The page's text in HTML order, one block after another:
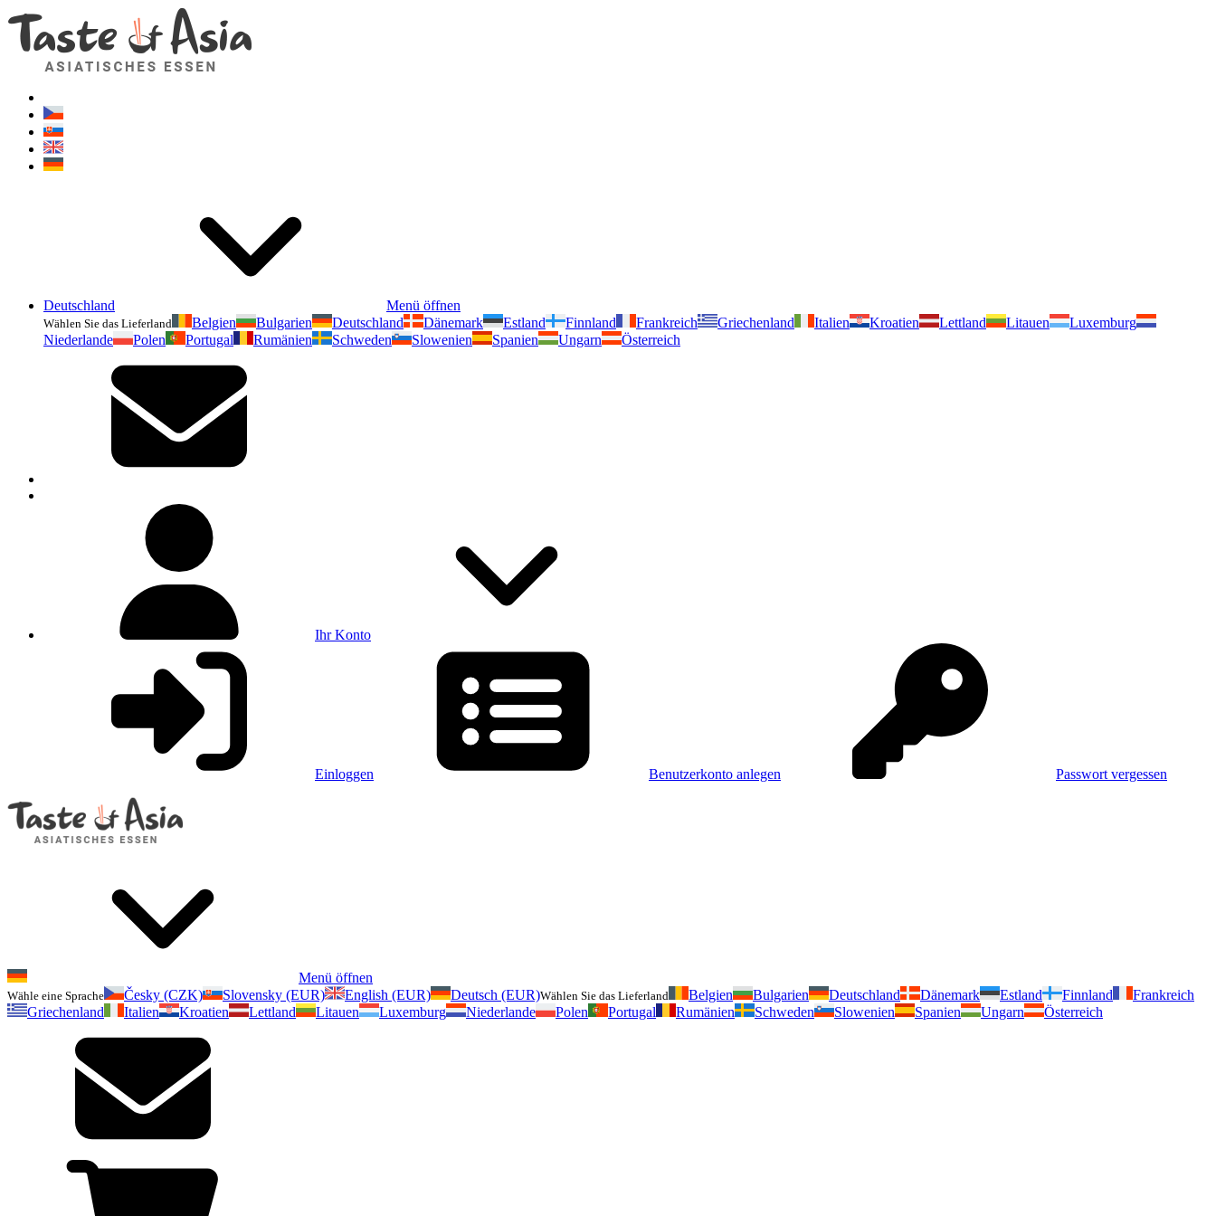
Deutschland Menü öffnen
Wählen Sie das Lieferland Belgien Bulgarien Deutschland Dänemark Estland Finnland Frankreich Griechenland Italien Kroatien Lettland Litauen
Luxemburg
Niederlande
Polen Portugal Rumänien Schweden Slowenien Spanien Ungarn Österreich
Ihr Konto
Einloggen Benutzerkonto anlegen Passwort vergessen
Menü öffnen
Wähle eine Sprache Česky (CZK) Slovensky (EUR) English (EUR) Deutsch (EUR)Wählen Sie das Lieferland Belgien Bulgarien Deutschland Dänemark Estland Finnland
Frankreich
Griechenland
Italien Kroatien Lettland Litauen Luxemburg Niederlande Polen Portugal Rumänien Schweden Slowenien Spanien Ungarn Österreich